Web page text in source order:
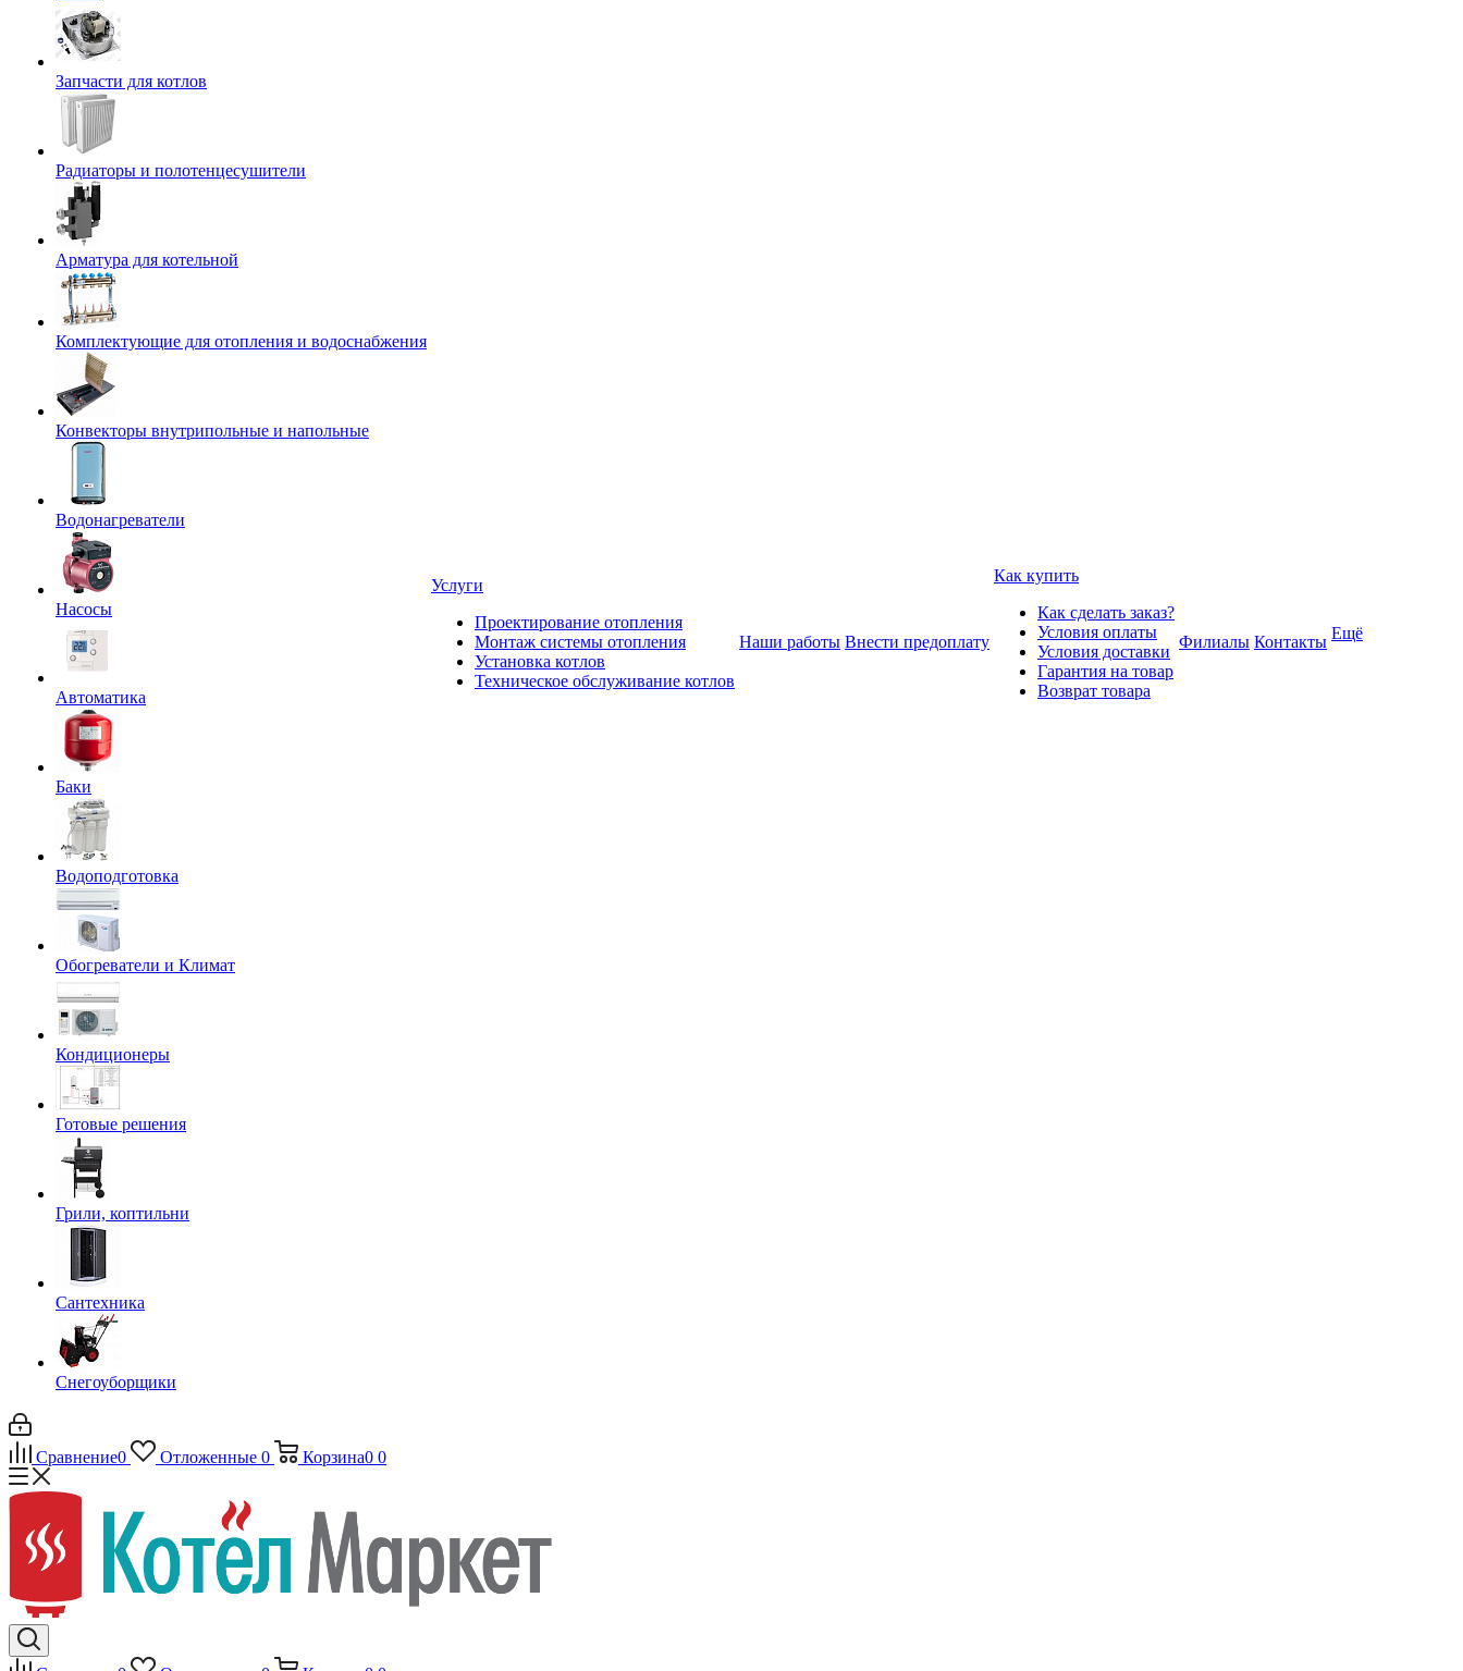
Запчасти для котлов
Радиаторы и полотенцесушители
Арматура для котельной
Комплектующие для отопления и водоснабжения
Конвекторы внутрипольные и напольные
Водонагреватели
Насосы
Автоматика
Баки
Водоподготовка
Обогреватели и Климат
Кондиционеры
Готовые решения
Грили, коптильни
Сантехника
Снегоуборщики
Услуги
Проектирование отопления
Монтаж системы отопления
Установка котлов
Техническое обслуживание котлов
Наши работы Внести предоплату
Как купить
Как сделать заказ?
Условия оплаты
Условия доставки
Гарантия на товар
Возврат товара
Филиалы Контакты Ещё
Сравнение0 Отложенные 0 Корзина0 0